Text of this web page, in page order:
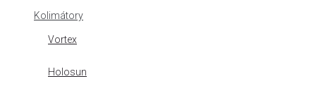
Kolimátory
Vortex
Holosun